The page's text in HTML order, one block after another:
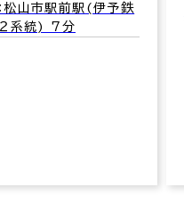
松山市駅前駅(伊予鉄
２系統) 7分